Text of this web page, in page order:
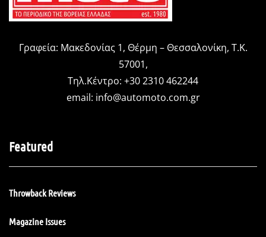
Γραφεία: Μακεδονίας 1, Θέρμη – Θεσσαλονίκη, Τ.Κ.
57001,
Τηλ.Κέντρο: +30 2310 462244
email: info@automoto.com.gr
Featured
Throwback Reviews
Magazine Issues